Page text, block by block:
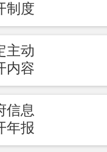
制度
主动
内容
信息
年报